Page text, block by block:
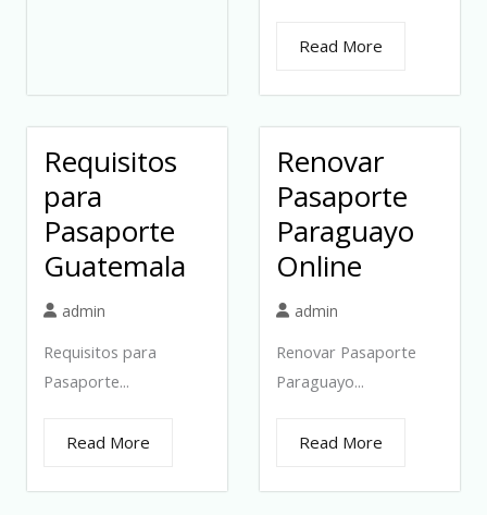
Read More
Requisitos
para
Pasaporte
Guatemala
admin
Requisitos para
Pasaporte...
Read More
Renovar
Pasaporte
Paraguayo
Online
admin
Renovar Pasaporte
Paraguayo...
Read More